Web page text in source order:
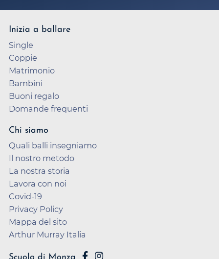
Inizia a ballare
Single
Coppie
Matrimonio
Bambini
Buoni regalo
Domande frequenti
Chi siamo
Quali balli insegniamo
Il nostro metodo
La nostra storia
Lavora con noi
Covid-19
Privacy Policy
Mappa del sito
Arthur Murray Italia